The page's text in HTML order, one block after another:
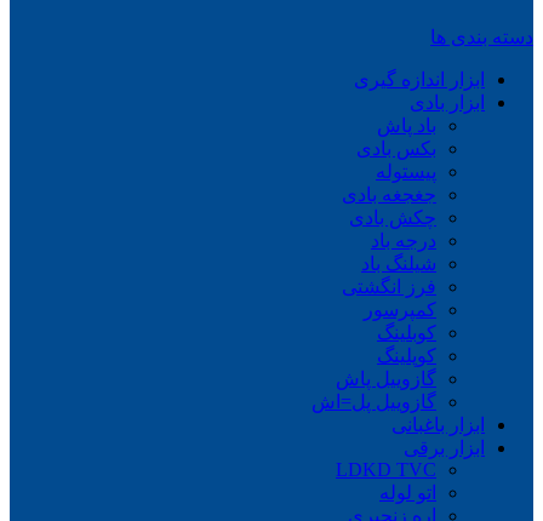
دسته بندی ها
ابزار اندازه گیری
ابزار بادی
باد پاش
بکس بادی
پیستوله
جغجغه بادی
چکش بادی
درجه باد
شیلنگ باد
فرز انگشتی
کمپرسور
کوبلینگ
کوپلینگ
گازوییل پاش
گازوییل پل=اش
ابزار باغبانی
ابزار برقی
LDKD TVC
اتو لوله
اره زنجیری